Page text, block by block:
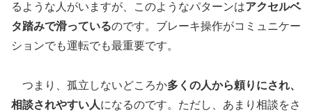
るような人がいますが、このようなパターンはアクセルベ
タ踏みで滑っているのです。ブレーキ操作がコミュニケー
ションでも運転でも最重要です。
つまり、孤立しないどころか多くの人から頼りにされ、
相談されやすい人になるのです。ただし、あまり相談をさ